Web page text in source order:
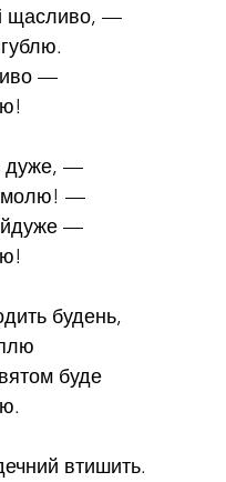
і щасливо, —
—
дуже, —
молю! —
—
будень,
буде
втишить.